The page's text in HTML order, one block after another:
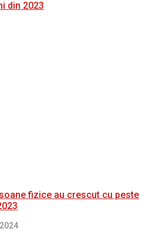
fizice au crescut cu peste